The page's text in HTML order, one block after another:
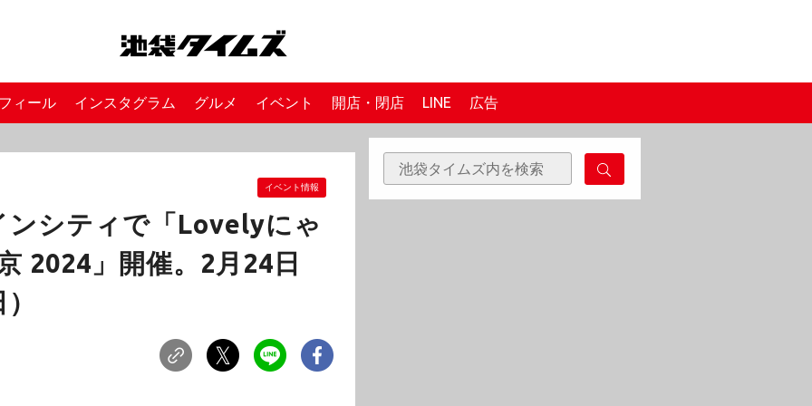
ィール インスタグラム グルメ イベント 開店・閉店 LINE 広告
イベント情報
ンシティで「Lovelyにゃ
2024」開催。2月24日